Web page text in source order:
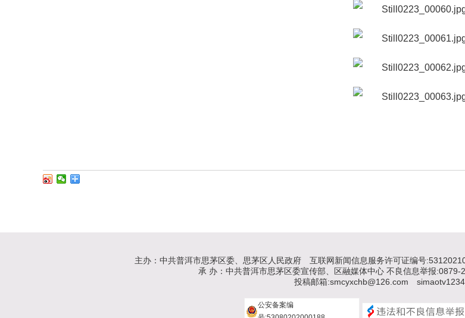
主办：中共普洱市思茅区委、思茅区人民政府 互联网新闻信息服务许可证编号
承 办：中共普洱市思茅区委宣传部、区融媒体中心 不良信息举报
投稿邮箱:smcyxchb@126.com
公安备案编